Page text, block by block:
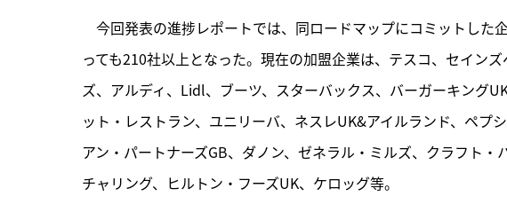
今回発表の進捗レポートでは、同ロードマップにコミットした
っても210社以上となった。現在の加盟企業は、テスコ、セイン
ズ、アルディ、Lidl、ブーツ、スターバックス、バーガーキング
ット・レストラン、ユニリーバ、ネスレUK&アイルランド、ペプ
アン・パートナーズGB、ダノン、ゼネラル・ミルズ、クラフト
チャリング、ヒルトン・フーズUK、ケロッグ等。